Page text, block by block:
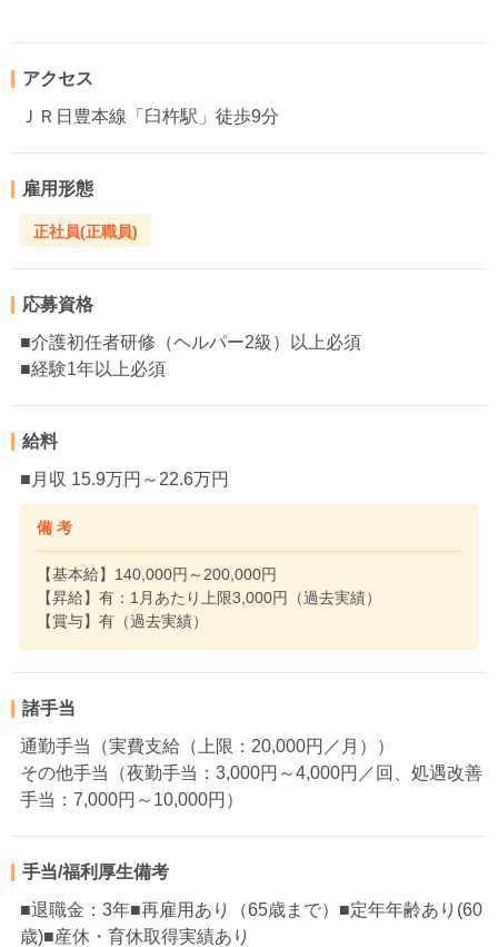
アクセス
ＪＲ日豊本線「臼杵駅」徒歩9分
雇用形態
正社員(正職員)
応募資格
■介護初任者研修（ヘルパー2級）以上必須
■経験1年以上必須
給料
■月収 15.9万円～22.6万円
備 考
【基本給】140,000円～200,000円
【昇給】有：1月あたり上限3,000円（過去実績）
【賞与】有（過去実績）
諸手当
通勤手当（実費支給（上限：20,000円／月））
その他手当（夜勤手当：3,000円～4,000円／回、処遇改善
手当：7,000円～10,000円）
手当/福利厚生備考
■退職金：3年■再雇用あり（65歳まで）■定年年齢あり(60
歳)■産休・育休取得実績あり